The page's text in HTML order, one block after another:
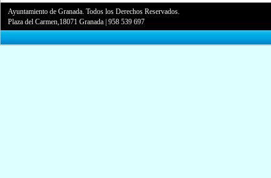
Ayuntamiento de Granada. Todos los Derechos Reservados.
Plaza del Carmen,18071 Granada |958 539 697